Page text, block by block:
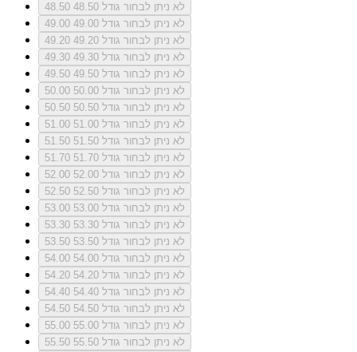
48.50
לא ניתן לבחור גודל 48.50
49.00
לא ניתן לבחור גודל 49.00
49.20
לא ניתן לבחור גודל 49.20
49.30
לא ניתן לבחור גודל 49.30
49.50
לא ניתן לבחור גודל 49.50
50.00
לא ניתן לבחור גודל 50.00
50.50
לא ניתן לבחור גודל 50.50
51.00
לא ניתן לבחור גודל 51.00
51.50
לא ניתן לבחור גודל 51.50
51.70
לא ניתן לבחור גודל 51.70
52.00
לא ניתן לבחור גודל 52.00
52.50
לא ניתן לבחור גודל 52.50
53.00
לא ניתן לבחור גודל 53.00
53.30
לא ניתן לבחור גודל 53.30
53.50
לא ניתן לבחור גודל 53.50
54.00
לא ניתן לבחור גודל 54.00
54.20
לא ניתן לבחור גודל 54.20
54.40
לא ניתן לבחור גודל 54.40
54.50
לא ניתן לבחור גודל 54.50
55.00
לא ניתן לבחור גודל 55.00
55.50
לא ניתן לבחור גודל 55.50